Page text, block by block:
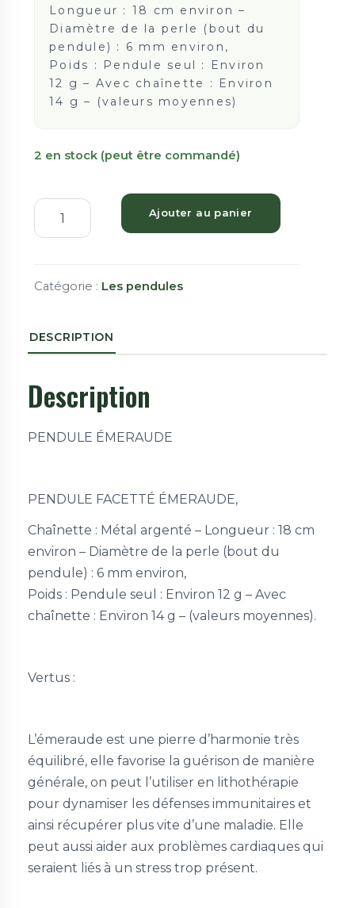
Longueur : 18 cm environ –
Diamètre de la perle (bout du
pendule) : 6 mm environ,
Poids : Pendule seul : Environ
12 g – Avec chaînette : Environ
14 g – (valeurs moyennes)
2 en stock (peut être commandé)
Ajouter au panier
Catégorie : Les pendules
DESCRIPTION
Description
PENDULE ÉMERAUDE
PENDULE FACETTÉ ÉMERAUDE,
Chaînette : Métal argenté – Longueur : 18 cm
environ – Diamètre de la perle (bout du
pendule) : 6 mm environ,
Poids : Pendule seul : Environ 12 g – Avec
chaînette : Environ 14 g – (valeurs moyennes).
Vertus :
L’émeraude est une pierre d’harmonie très
équilibré, elle favorise la guérison de manière
générale, on peut l’utiliser en lithothérapie
pour dynamiser les défenses immunitaires et
ainsi récupérer plus vite d’une maladie. Elle
peut aussi aider aux problèmes cardiaques qui
seraient liés à un stress trop présent.